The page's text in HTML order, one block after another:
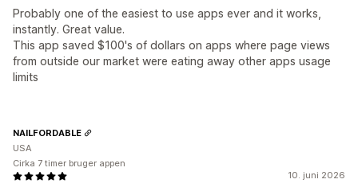
Probably one of the easiest to use apps ever and it works,
instantly. Great value.
This app saved $100's of dollars on apps where page views
from outside our market were eating away other apps usage
limits
10. juni 2026
NAILFORDABLE
USA
Cirka 7 timer bruger appen